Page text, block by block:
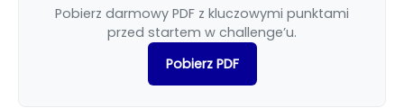
Pobierz darmowy PDF z kluczowymi punktami
przed startem w challenge’u.
Pobierz PDF